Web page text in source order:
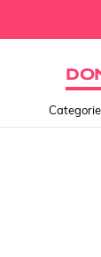
Categorie